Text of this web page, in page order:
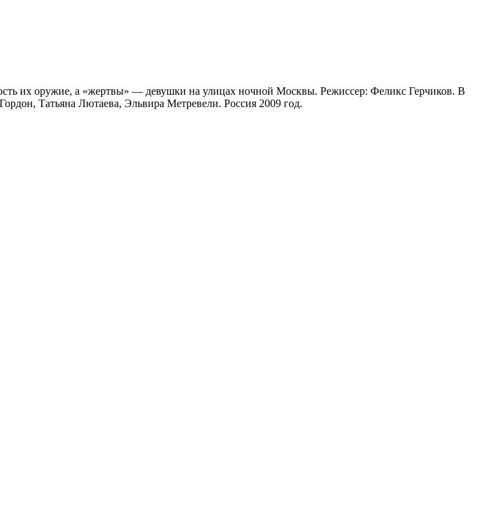
их оружие, а «жертвы» — девушки на улицах ночной Москвы. Режиссер: Феликс Герчиков. В
Татьяна Лютаева, Эльвира Метревели. Россия 2009 год.